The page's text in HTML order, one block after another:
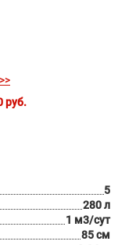
руб.
5
280 л
1 м3/сут
85 см